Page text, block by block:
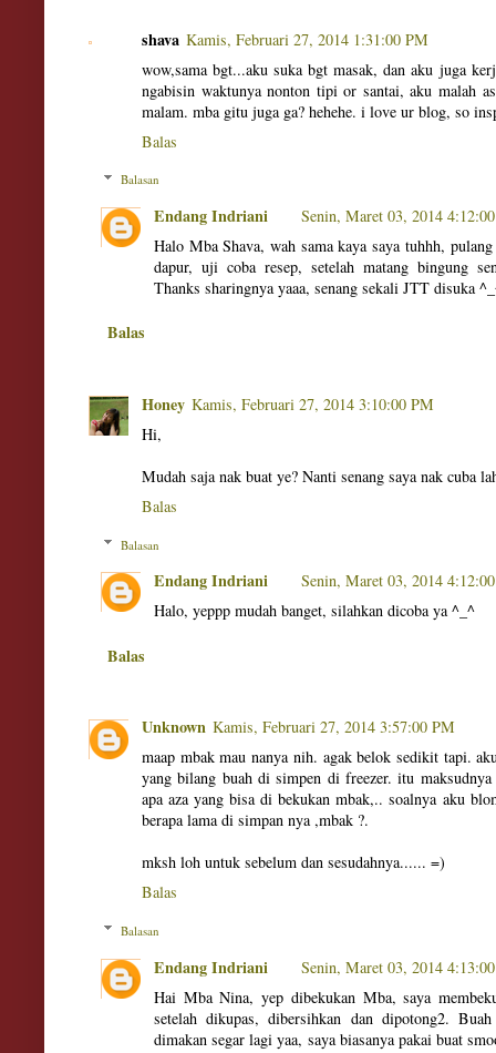
shava Kamis, Februari 27, 2014 1:31:00 PM
wow,sama bgt...aku suka bgt masak, dan aku juga
ngabisin waktunya nonton tipi or santai, aku malah
malam. mba gitu juga ga? hehehe. i love ur blog, so
Balas
Balasan
Endang Indriani
Senin, Maret 03, 2014
Halo Mba Shava, wah sama kaya saya tuhhh,
dapur, uji coba resep, setelah matang bingung
Thanks sharingnya yaaa, senang sekali JTT disuka
Balas
Honey Kamis, Februari 27, 2014 3:10:00 PM
Hi,
Mudah saja nak buat ye? Nanti senang saya nak cuba
Balas
Balasan
Endang Indriani
Senin, Maret 03, 2014
Halo, yeppp mudah banget, silahkan dicoba ya ^_^
Balas
Unknown Kamis, Februari 27, 2014 3:57:00 PM
maap mbak mau nanya nih. agak belok sedikit tapi.
yang bilang buah di simpen di freezer. itu
apa aza yang bisa di bekukan mbak,.. soalnya aku
berapa lama di simpan nya ,mbak ?.
mksh loh untuk sebelum dan sesudahnya...... =)
Balas
Balasan
Endang Indriani
Senin, Maret 03, 2014
Hai Mba Nina, yep dibekukan Mba, saya
setelah dikupas, dibersihkan dan dipotong2.
dimakan segar lagi yaa, saya biasanya pakai buat